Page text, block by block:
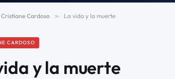
Cristiane Cardoso » La vida y la muerte
CARDOSO
y la muerte